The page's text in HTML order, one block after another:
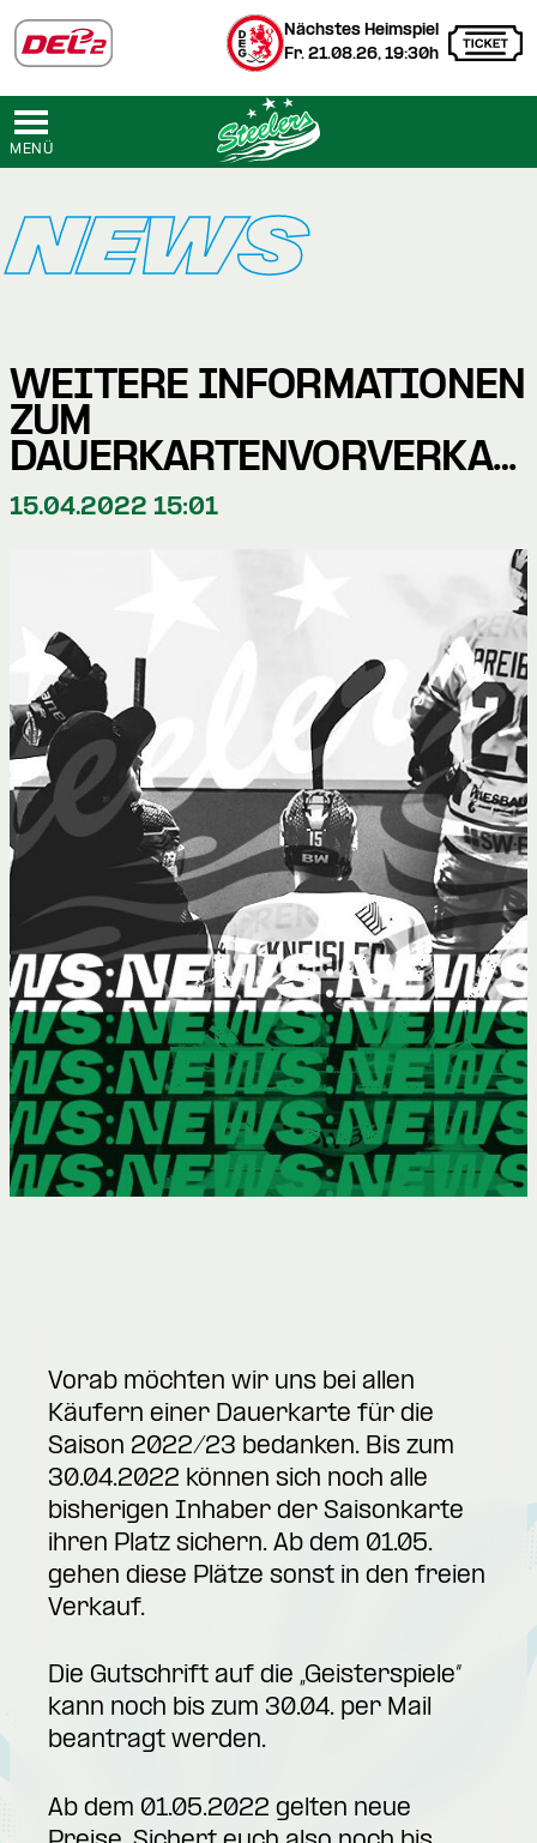
Nächstes Heimspiel
Fr. 21.08.26, 19:30h
MENÜ
NEWS
WEITERE INFORMATIONEN
ZUM
DAUERKARTENVORVERKAUF
15.04.2022 15:01
Vorab möchten wir uns bei allen
Käufern einer Dauerkarte für die
Saison 2022/23 bedanken. Bis zum
30.04.2022 können sich noch alle
bisherigen Inhaber der Saisonkarte
ihren Platz sichern. Ab dem 01.05.
gehen diese Plätze sonst in den freien
Verkauf.
Die Gutschrift auf die „Geisterspiele“
kann noch bis zum 30.04. per Mail
beantragt werden.
Ab dem 01.05.2022 gelten neue